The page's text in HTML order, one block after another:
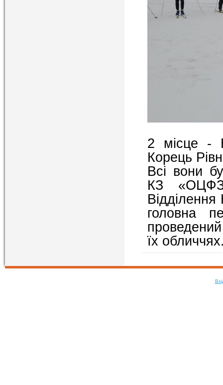
2 місце -
Корець
Всі вони
КЗ
головна
їх